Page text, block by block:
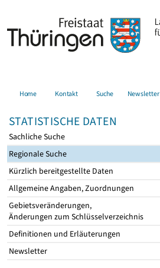
Home Kontakt Suche Newsletter
STATISTISCHE DATEN
Sachliche Suche
Regionale Suche
Kürzlich bereitgestellte Daten
Allgemeine Angaben, Zuordnungen
Gebietsveränderungen,
Änderungen zum Schlüsselverzeichnis
Definitionen und Erläuterungen
Newsletter